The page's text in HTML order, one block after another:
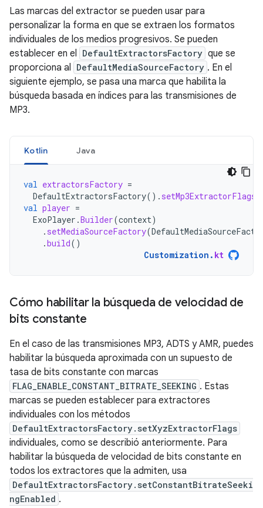
Las marcas del extractor se pueden usar para
personalizar la forma en que se extraen los formatos
individuales de los medios progresivos. Se pueden
establecer en el DefaultExtractorsFactory que se
proporciona al DefaultMediaSourceFactory . En el
siguiente ejemplo, se pasa una marca que habilita la
búsqueda basada en índices para las transmisiones de
MP3.
Kotlin Java
val extractorsFactory =
DefaultExtractorsFactory(). setMp3ExtractorFlags
val player =
ExoPlayer .Builder(context)
. setMediaSourceFactory(
.build()
Customization . kt
Cómo habilitar la búsqueda de velocidad de
bits constante
En el caso de las transmisiones MP3, ADTS y AMR, puedes
habilitar la búsqueda aproximada con un supuesto de
tasa de bits constante con marcas
FLAG_ENABLE_CONSTANT_BITRATE_SEEKING . Estas
marcas se pueden establecer para extractores
individuales con los métodos
DefaultExtractorsFactory.setXyzExtractorFlags
individuales, como se describió anteriormente. Para
habilitar la búsqueda de velocidad de bits constante en
todos los extractores que la admiten, usa
DefaultExtractorsFactory.setConstantBitrateSeeki
ngEnabled .